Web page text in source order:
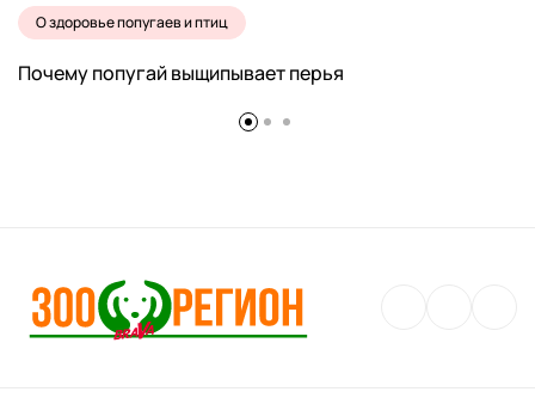
О здоровье попугаев и птиц
Почему попугай выщипывает перья